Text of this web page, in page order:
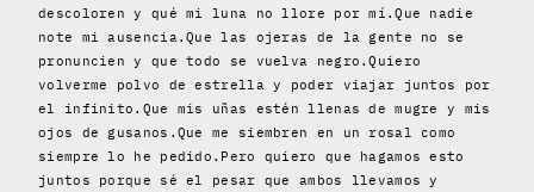
descoloren y qué mi luna no llore por mí.Que nadie
note mi ausencia.Que las ojeras de la gente no se
pronuncien y que todo se vuelva negro.Quiero
volverme polvo de estrella y poder viajar juntos por
el infinito.Que mis uñas estén llenas de mugre y mis
ojos de gusanos.Que me siembren en un rosal como
siempre lo he pedido.Pero quiero que hagamos esto
juntos porque sé el pesar que ambos llevamos y